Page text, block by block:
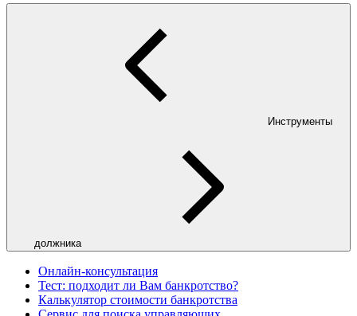
Инструменты
должника
Онлайн-консультация
Тест: подходит ли Вам банкротство?
Калькулятор стоимости банкротства